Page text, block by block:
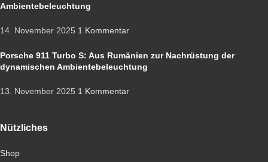
Ambientebeleuchtung
14. November 2025 1 Kommentar
Porsche 911 Turbo S: Aus Rumänien zur Nachrüstung der
dynamischen Ambientebeleuchtung
13. November 2025 1 Kommentar
Nützliches
Shop